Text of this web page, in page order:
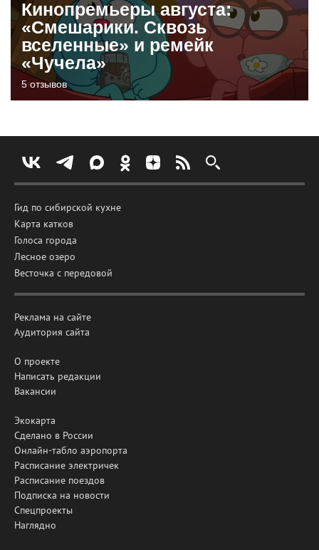
Кинопремьеры августа:
«Смешарики. Сквозь
вселенные» и ремейк
«Чучела»
5 отзывов
Гид по сибирской кухне
Карта катков
Голоса города
Лесное озеро
Весточка с передовой
Реклама на сайте
Аудитория сайта
О проекте
Написать редакции
Вакансии
Экокарта
Сделано в России
Онлайн-табло аэропорта
Расписание электричек
Расписание поездов
Подписка на новости
Спецпроекты
Наглядно